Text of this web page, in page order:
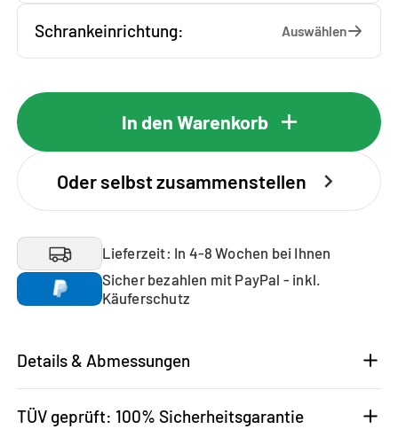
Schrankeinrichtung: Auswählen
In den Warenkorb
Oder selbst zusammenstellen
Lieferzeit: In 4-8 Wochen bei Ihnen
Sicher bezahlen mit PayPal - inkl.
Käuferschutz
Details & Abmessungen
TÜV geprüft: 100% Sicherheitsgarantie